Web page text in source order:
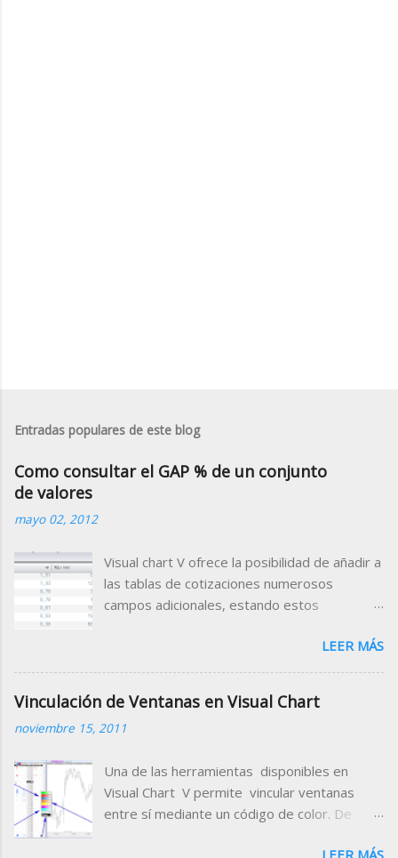
Entradas populares de este blog
Como consultar el GAP % de un conjunto
de valores
mayo 02, 2012
Visual chart V ofrece la posibilidad de añadir a
las tablas de cotizaciones numerosos
campos adicionales, estando estos
tiempo real, valor de indicadores, datos
fundamentales, rating etc.) Para el Mercado
Porcentual que muestra porcentualmente la
diferencia de la apertura con respecto al
de este dato en una tabla de cotizaciones,
añádelo en la cabecera de la misma siguiendo
estas indicaciones. 1. Abrir la tabla donde
LEER MÁS
Vinculación de Ventanas en Visual Chart
noviembre 15, 2011
Una de las herramientas disponibles en
Visual Chart V permite vincular ventanas
entre sí mediante un código de color. De
LEER MÁS